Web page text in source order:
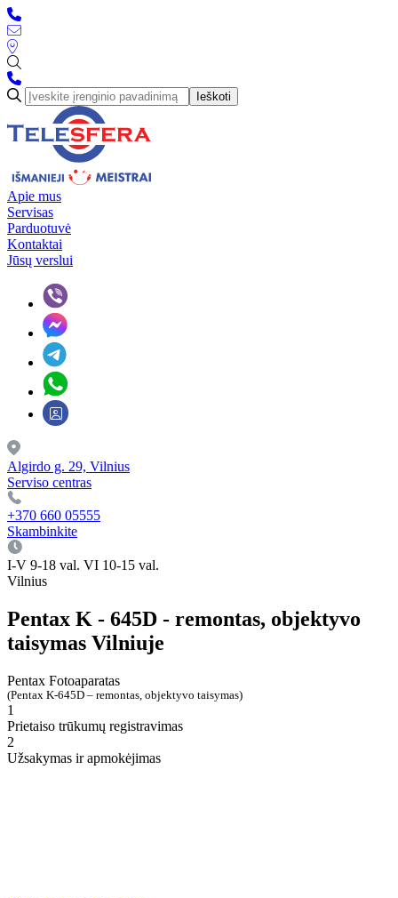
Ieškoti
Apie mus
Servisas
Parduotuvė
Kontaktai
Jūsų verslui
Algirdo g. 29, Vilnius
Serviso centras
+370 660 05555
Skambinkite
I-V 9-18 val. VI 10-15 val.
Vilnius
Pentax K - 645D - remontas, objektyvo
taisymas Vilniuje
Pentax Fotoaparatas
(Pentax K-645D – remontas, objektyvo taisymas)
1
Prietaiso trūkumų registravimas
2
Užsakymas ir apmokėjimas